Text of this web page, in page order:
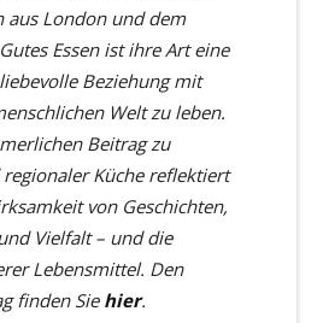
aus London und dem
Essen ist ihre Art eine
Beziehung mit
Welt zu leben.
Beitrag zu
Küche reflektiert
von Geschichten,
Vielfalt – und die
Lebensmittel. Den
finden Siehier.